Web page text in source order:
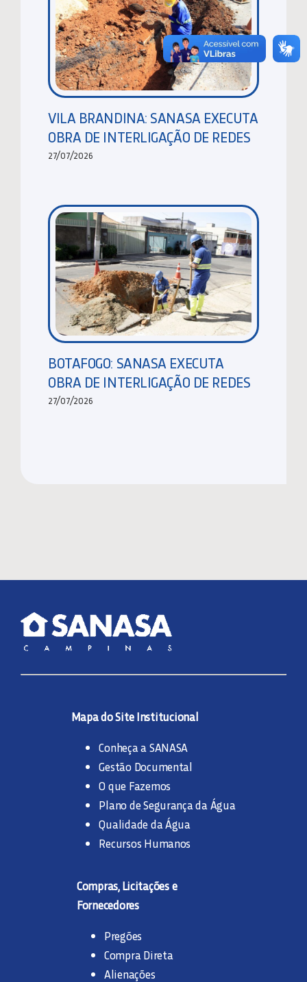
VILA BRANDINA: SANASA EXECUTA
OBRA DE INTERLIGAÇÃO DE REDES
27/07/2026
BOTAFOGO: SANASA EXECUTA
OBRA DE INTERLIGAÇÃO DE REDES
27/07/2026
Mapa do Site Institucional
Conheça a SANASA
Gestão Documental
O que Fazemos
Plano de Segurança da Água
Qualidade da Água
Recursos Humanos
Compras, Licitações e
Fornecedores
Pregões
Compra Direta
Alienações